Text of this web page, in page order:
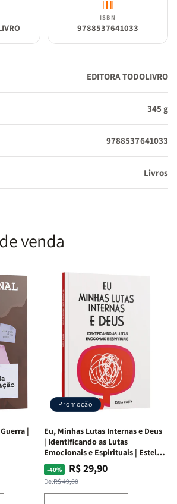
ISBN
9788537641033
EDITORA TODOLIVRO
345 g
9788537641033
Livros
venda
|
Promoção
Eu, Minhas Lutas Internas e Deus
| Identificando as Lutas
Emocionais e Espirituais | Estela
Costa
-40%
Preço
normal
De:R$ 49,80
Preço
promocional
R$ 29,90